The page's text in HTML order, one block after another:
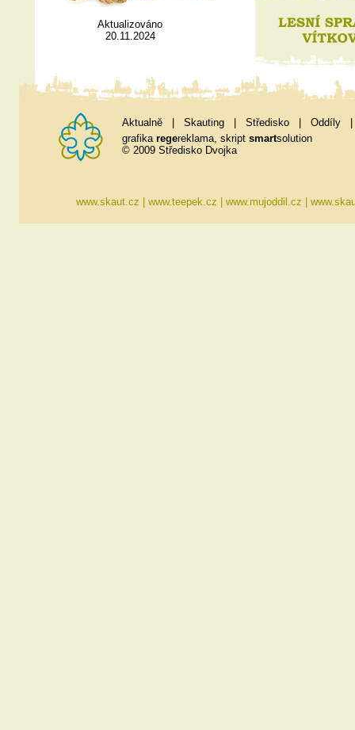
Aktualizováno
20.11.2024
Aktualně | Skauting | Středisko | Oddíly
grafika regereklama , skript smartsolution
© 2009 Středisko Dvojka
www.skaut.cz | www.teepek.cz | www.mujoddil.cz |